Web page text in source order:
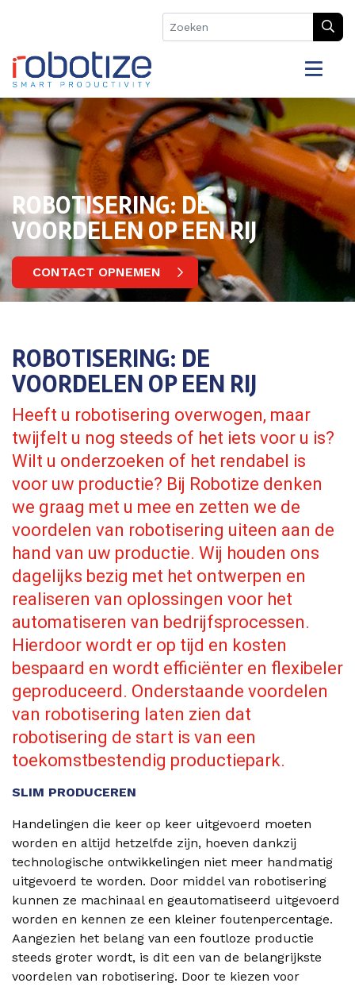
ROBOTISERING: DE
VOORDELEN OP EEN RIJ
CONTACT OPNEMEN
ROBOTISERING: DE
VOORDELEN OP EEN RIJ
Heeft u robotisering overwogen, maar
twijfelt u nog steeds of het iets voor u is?
Wilt u onderzoeken of het rendabel is
voor uw productie? Bij Robotize denken
we graag met u mee en zetten we de
voordelen van robotisering uiteen aan de
hand van uw productie. Wij houden ons
dagelijks bezig met het ontwerpen en
realiseren van oplossingen voor het
automatiseren van bedrijfsprocessen.
Hierdoor wordt er op tijd en kosten
bespaard en wordt efficiënter en flexibeler
geproduceerd. Onderstaande voordelen
van robotisering laten zien dat
robotisering de start is van een
toekomstbestendig productiepark.
SLIM PRODUCEREN
Handelingen die keer op keer uitgevoerd moeten
worden en altijd hetzelfde zijn, hoeven dankzij
technologische ontwikkelingen niet meer handmatig
uitgevoerd te worden. Door middel van robotisering
kunnen ze machinaal en geautomatiseerd uitgevoerd
worden en kennen ze een kleiner foutenpercentage.
Aangezien het belang van een foutloze productie
steeds groter wordt, is dit een van de belangrijkste
voordelen van robotisering. Door te kiezen voor